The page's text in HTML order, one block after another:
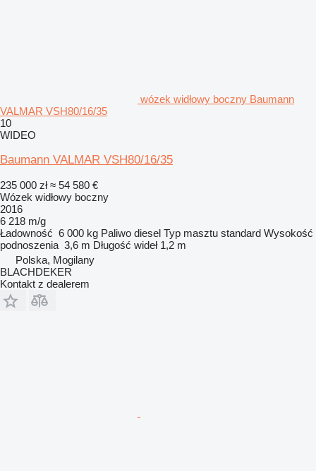
wózek widłowy boczny Baumann
VALMAR VSH80/16/35
10
WIDEO
Baumann VALMAR VSH80/16/35
235 000 zł ≈ 54 580 €
Wózek widłowy boczny
2016
6 218 m/g
Ładowność 6 000 kg Paliwo diesel Typ masztu standard Wysokość
podnoszenia 3,6 m Długość wideł 1,2 m
Polska, Mogilany
BLACHDEKER
Kontakt z dealerem